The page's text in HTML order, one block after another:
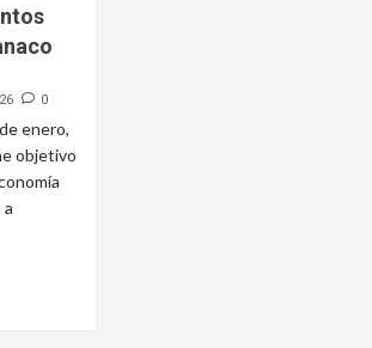
0
enero,
objetivo